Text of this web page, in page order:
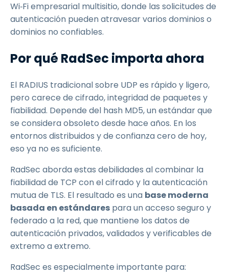
Wi‑Fi empresarial multisitio, donde las solicitudes de
autenticación pueden atravesar varios dominios o
dominios no confiables.
Por qué RadSec importa ahora
El RADIUS tradicional sobre UDP es rápido y ligero,
pero carece de cifrado, integridad de paquetes y
fiabilidad. Depende del hash MD5, un estándar que
se considera obsoleto desde hace años. En los
entornos distribuidos y de confianza cero de hoy,
eso ya no es suficiente.
RadSec aborda estas debilidades al combinar la
fiabilidad de TCP con el cifrado y la autenticación
mutua de TLS. El resultado es una base moderna
basada en estándares para un acceso seguro y
federado a la red, que mantiene los datos de
autenticación privados, validados y verificables de
extremo a extremo.
RadSec es especialmente importante para: